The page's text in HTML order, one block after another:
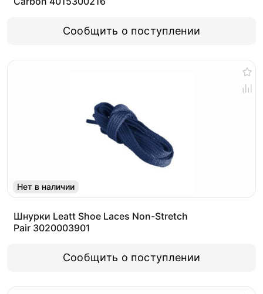
Сообщить о поступлении
Нет в наличии
Шнурки Leatt Shoe Laces Non-Stretch
Pair 3020003901
Сообщить о поступлении